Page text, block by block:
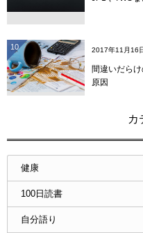
10 2017年11月16
間違いだら
原因
カ
健康
100日読書
自分語り